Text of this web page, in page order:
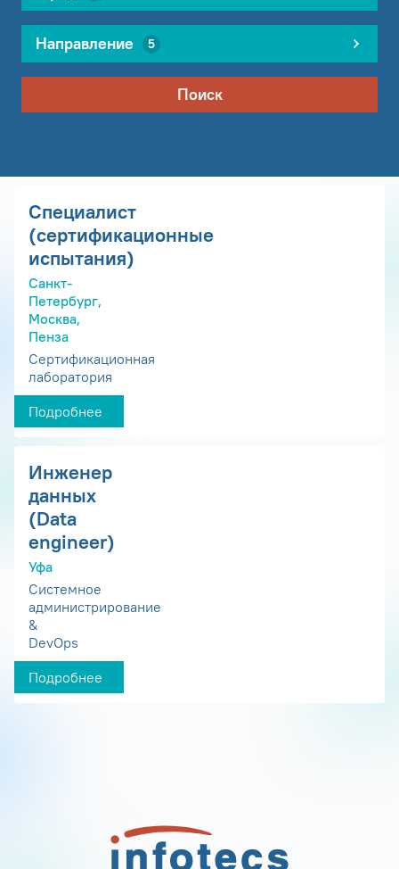
Направление 5
Поиск
Специалист
(сертификационные
испытания)
Санкт-
Петербург,
Москва,
Пенза
Сертификационная
лаборатория
Подробнее
Инженер
данных
(Data
engineer)
Уфа
Системное
администрирование
&
DevOps
Подробнее